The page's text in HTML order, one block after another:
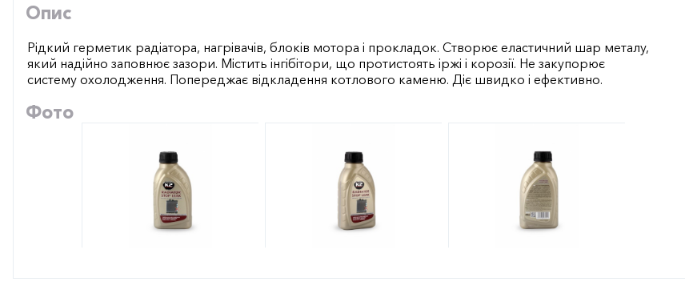
Опис
Рідкий герметик радіатора, нагрівачів, блоків мотора і прокладок. Створює еластичний шар металу,
який надійно заповнює зазори. Містить інгібітори, що протистоять іржі і корозії. Не закупорює
систему охолодження. Попереджає відкладення котлового каменю. Діє швидко і ефективно.
Фото